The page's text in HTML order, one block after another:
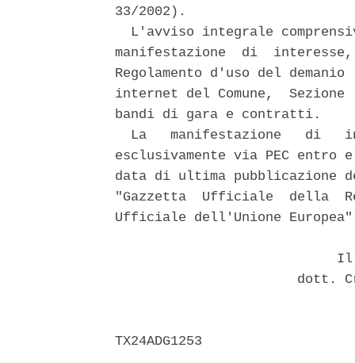
33/2002).
L'avviso integrale
manifestazione  di
Regolamento d'uso del
internet del Comune,
bandi di gara e contratti.
La   manifestazione   di
esclusivamente via PEC
data di ultima
"Gazzetta  Ufficiale  della
Ufficiale dell'Unione
dott.